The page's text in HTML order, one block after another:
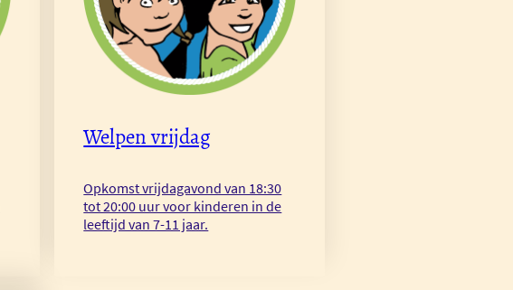
Welpen vrijdag
Opkomst vrijdagavond van 18:30
tot 20:00 uur voor kinderen in de
leeftijd van 7-11 jaar.